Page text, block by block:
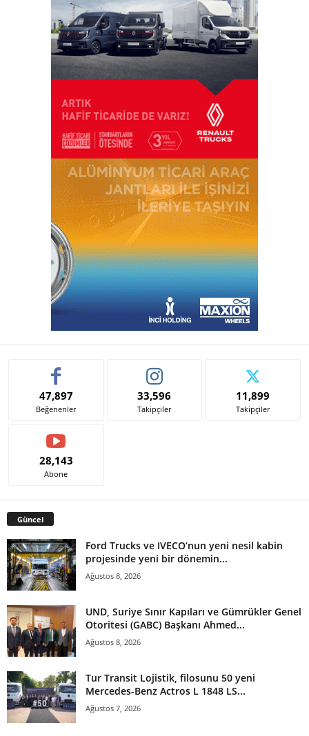
47,897
Beğenenler
33,596
Takipçiler
11,899
Takipçiler
28,143
Abone
Güncel
Ford Trucks ve IVECO’nun yeni nesil kabin
projesinde yeni bir dönemin...
Ağustos 8, 2026
UND, Suriye Sınır Kapıları ve Gümrükler Genel
Otoritesi (GABC) Başkanı Ahmed...
Ağustos 8, 2026
Tur Transit Lojistik, filosunu 50 yeni
Mercedes-Benz Actros L 1848 LS...
Ağustos 7, 2026